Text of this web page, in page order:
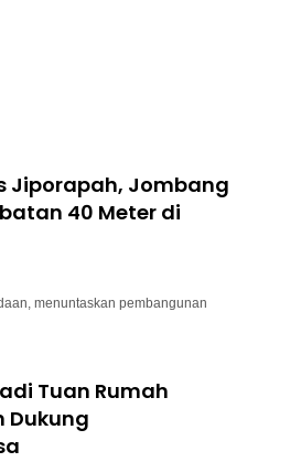
Jiporapah, Jombang
40 Meter di
menuntaskan pembangunan
Tuan Rumah
Dukung